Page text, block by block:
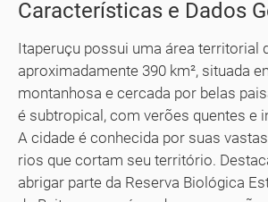
Características e Dados
Itaperuçu possui uma área territorial
aproximadamente 390 km², situada
montanhosa e cercada por belas
é subtropical, com verões quentes e
A cidade é conhecida por suas
rios que cortam seu território.
abrigar parte da Reserva Biológica